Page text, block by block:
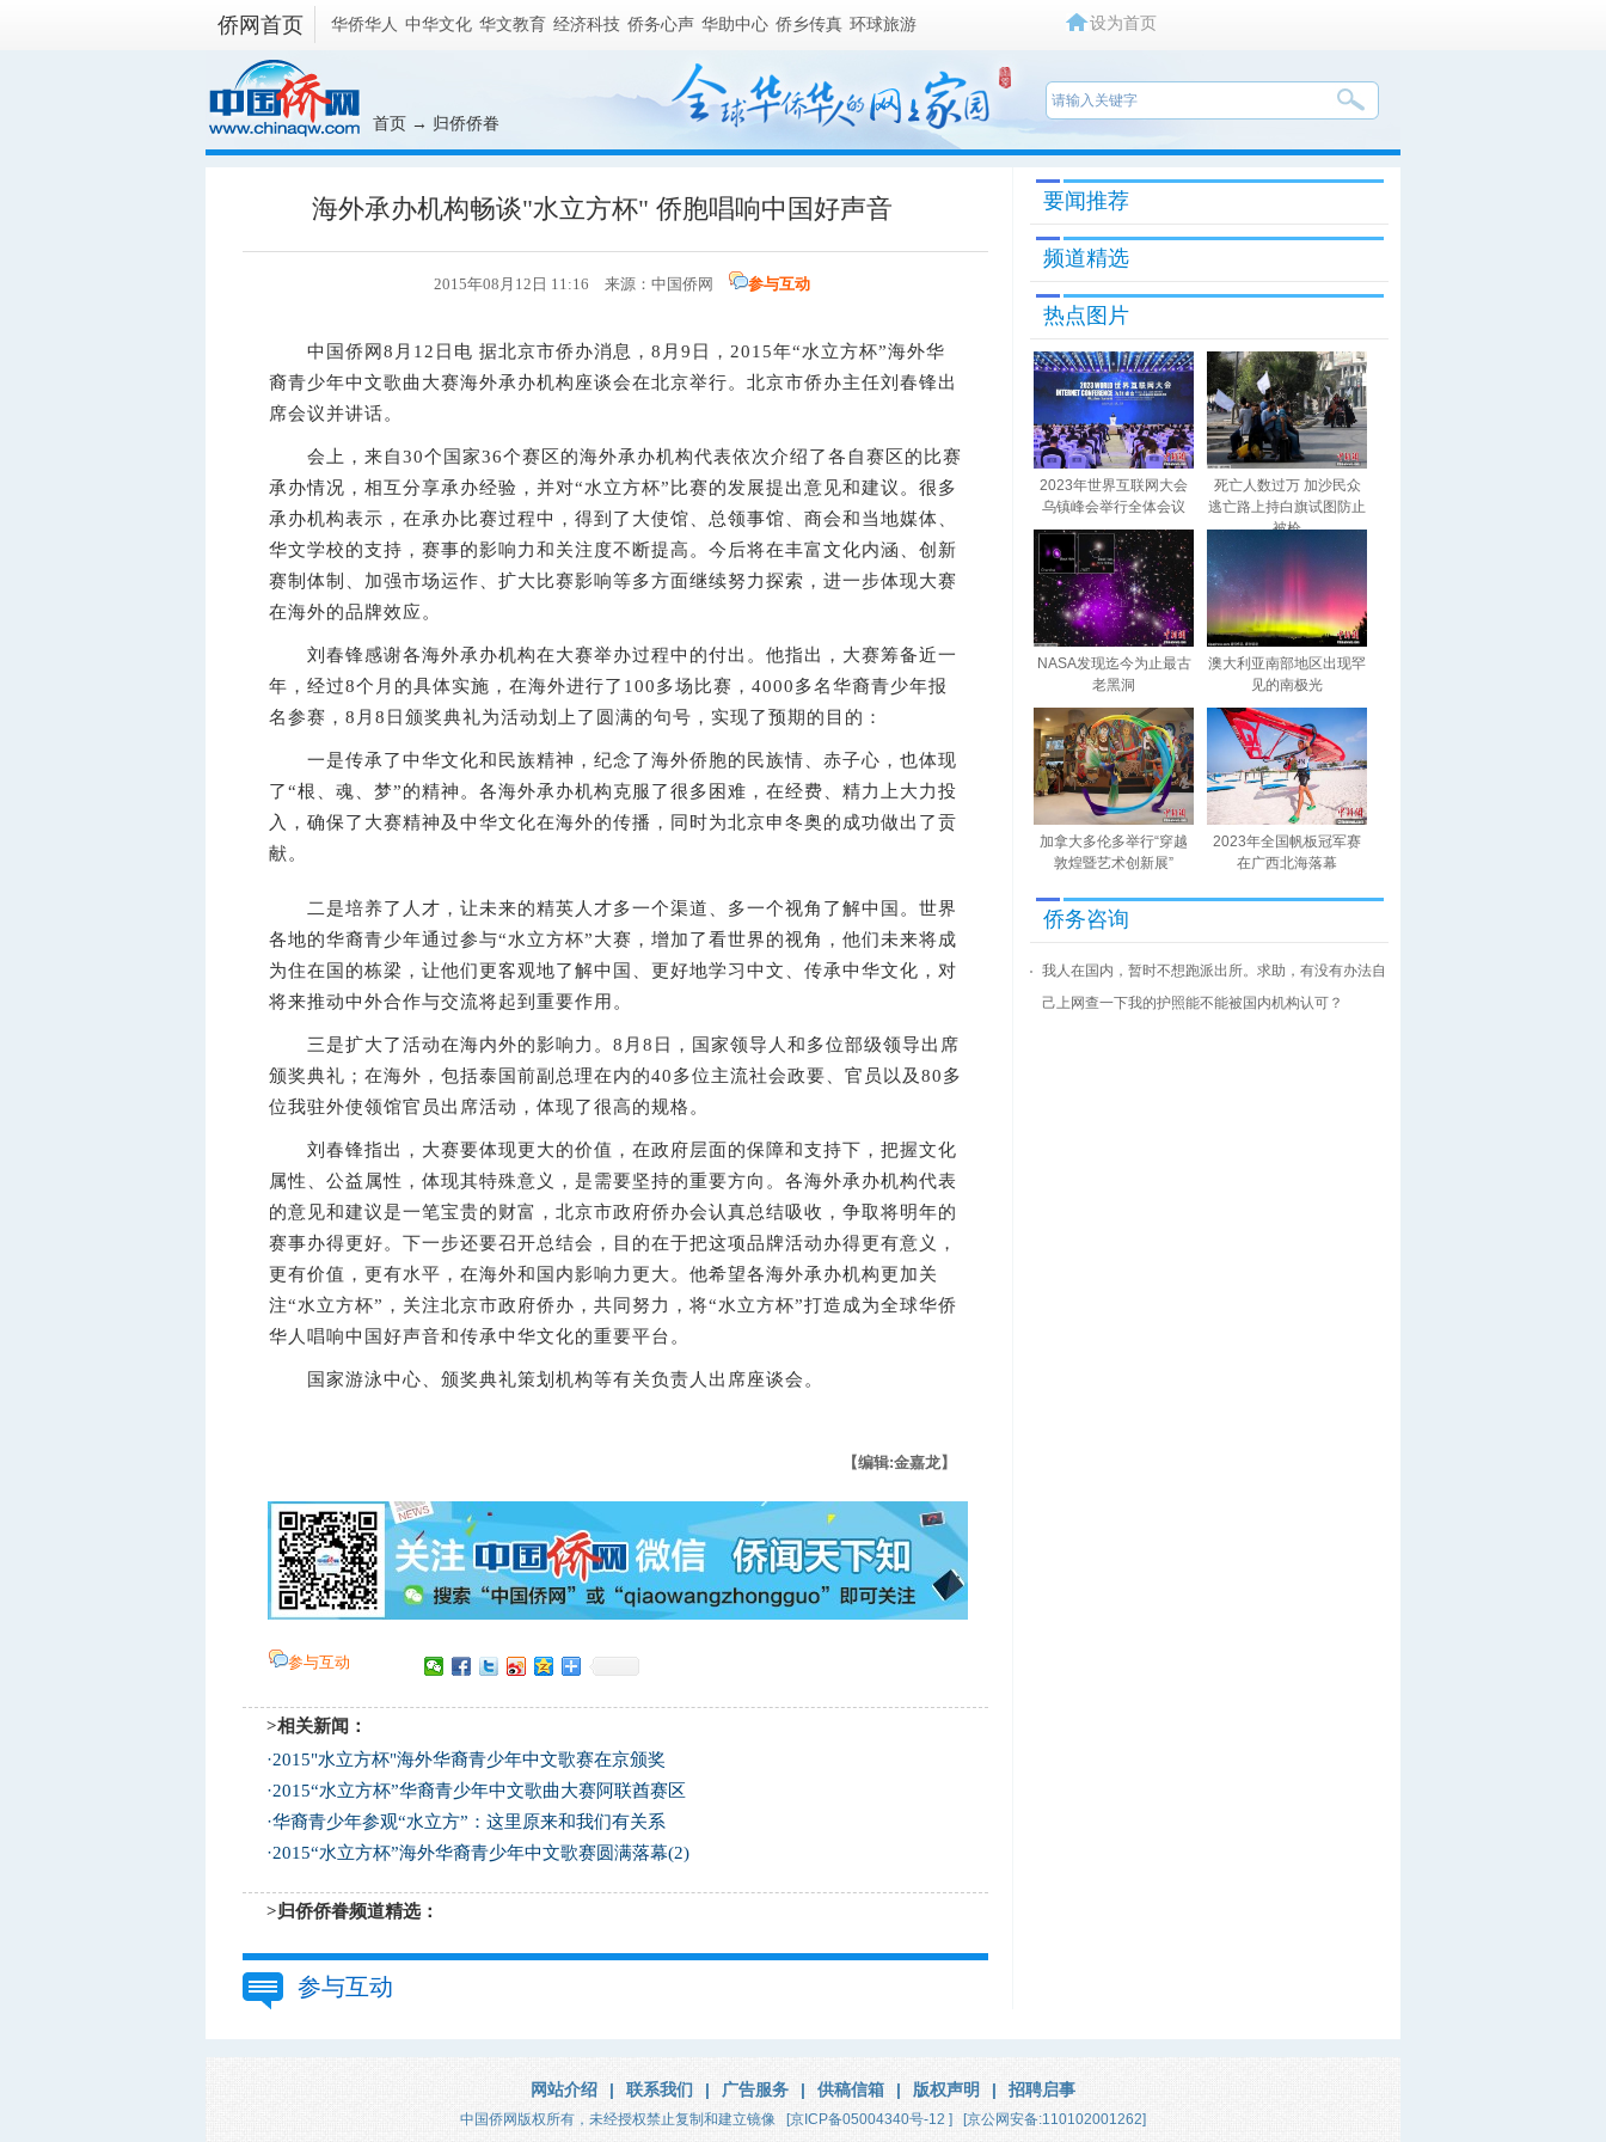
侨网首页 华侨华人 中华文化 华文教育 经济科技 侨务心声 华助中心 侨乡传真 环球旅游 设为首页
首页 → 归侨侨眷
海外承办机构畅谈"水立方杯" 侨胞唱响中国好声音
2015年08月12日 11:16 来源： 中国侨网 参与互动
中国侨网8月12日电 据北京市侨办消息，8月9日，2015年“水立方杯”海外华
裔青少年中文歌曲大赛海外承办机构座谈会在北京举行。北京市侨办主任刘春锋出
席会议并讲话。
会上，来自30个国家36个赛区的海外承办机构代表依次介绍了各自赛区的比赛
承办情况，相互分享承办经验，并对“水立方杯”比赛的发展提出意见和建议。很多
承办机构表示，在承办比赛过程中，得到了大使馆、总领事馆、商会和当地媒体、
华文学校的支持，赛事的影响力和关注度不断提高。今后将在丰富文化内涵、创新
赛制体制、加强市场运作、扩大比赛影响等多方面继续努力探索，进一步体现大赛
在海外的品牌效应。
刘春锋感谢各海外承办机构在大赛举办过程中的付出。他指出，大赛筹备近一
年，经过8个月的具体实施，在海外进行了100多场比赛，4000多名华裔青少年报
名参赛，8月8日颁奖典礼为活动划上了圆满的句号，实现了预期的目的：
一是传承了中华文化和民族精神，纪念了海外侨胞的民族情、赤子心，也体现
了“根、魂、梦”的精神。各海外承办机构克服了很多困难，在经费、精力上大力投
入，确保了大赛精神及中华文化在海外的传播，同时为北京申冬奥的成功做出了贡
献。
二是培养了人才，让未来的精英人才多一个渠道、多一个视角了解中国。世界
各地的华裔青少年通过参与“水立方杯”大赛，增加了看世界的视角，他们未来将成
为住在国的栋梁，让他们更客观地了解中国、更好地学习中文、传承中华文化，对
将来推动中外合作与交流将起到重要作用。
三是扩大了活动在海内外的影响力。8月8日，国家领导人和多位部级领导出席
颁奖典礼；在海外，包括泰国前副总理在内的40多位主流社会政要、官员以及80多
位我驻外使领馆官员出席活动，体现了很高的规格。
刘春锋指出，大赛要体现更大的价值，在政府层面的保障和支持下，把握文化
属性、公益属性，体现其特殊意义，是需要坚持的重要方向。各海外承办机构代表
的意见和建议是一笔宝贵的财富，北京市政府侨办会认真总结吸收，争取将明年的
赛事办得更好。下一步还要召开总结会，目的在于把这项品牌活动办得更有意义，
更有价值，更有水平，在海外和国内影响力更大。他希望各海外承办机构更加关
注“水立方杯”，关注北京市政府侨办，共同努力，将“水立方杯”打造成为全球华侨
华人唱响中国好声音和传承中华文化的重要平台。
国家游泳中心、颁奖典礼策划机构等有关负责人出席座谈会。
【编辑:金嘉龙】
参与互动
>相关新闻：
·2015"水立方杯"海外华裔青少年中文歌赛在京颁奖
·2015“水立方杯”华裔青少年中文歌曲大赛阿联酋赛区
·华裔青少年参观“水立方”：这里原来和我们有关系
·2015“水立方杯”海外华裔青少年中文歌赛圆满落幕(2)
>归侨侨眷频道精选：
参与互动
要闻推荐
频道精选
热点图片
2023年世界互联网大会
乌镇峰会举行全体会议
死亡人数过万 加沙民众
逃亡路上持白旗试图防止
被枪
NASA发现迄今为止最古
老黑洞
澳大利亚南部地区出现罕
见的南极光
加拿大多伦多举行“穿越
敦煌暨艺术创新展”
2023年全国帆板冠军赛
在广西北海落幕
侨务咨询
我人在国内，暂时不想跑派出所。求助，有没有办法自
己上网查一下我的护照能不能被国内机构认可？
网站介绍 | 联系我们 | 广告服务 | 供稿信箱 | 版权声明 | 招聘启事
中国侨网版权所有，未经授权禁止复制和建立镜像 [京ICP备05004340号-12 ]
[京公网安备:110102001262]